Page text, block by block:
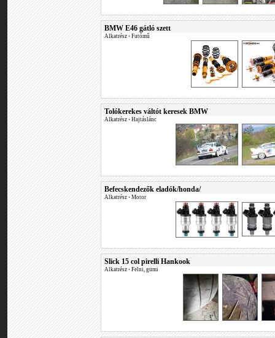
BMW E46 gátló szett
Alkatrész • Futómű
Tolókerekes váltót keresek BMW
Alkatrész • Hajtáslánc
Befecskendezők eladók/honda/
Alkatrész • Motor
Slick 15 col pirelli Hankook
Alkatrész • Felni, gumi